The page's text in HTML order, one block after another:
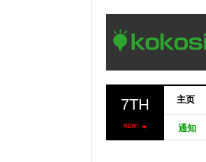
7TH
NEW!
主页
通知